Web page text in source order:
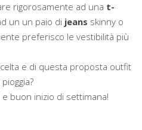
rigorosamente ad una t-
un un paio di jeans skinny o
preferisco le vestibilità più
e di questa proposta outfit
buon inizio di settimana!